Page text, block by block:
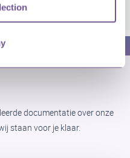
documentatie over onze
staan ​​voor je klaar.